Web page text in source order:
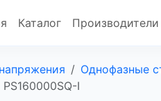
Каталог Производители
Однофазные
I